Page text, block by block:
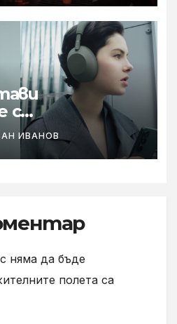
с
WH-
цвят „Olive
ИВАНОВ
няма да бъде
полета са